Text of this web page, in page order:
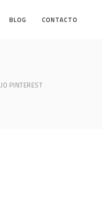
BLOG CONTACTO
PINTEREST